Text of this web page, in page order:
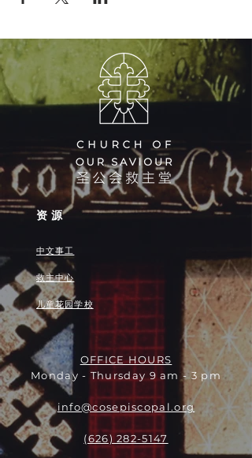
资源
中文事工
救主中心
儿童花园学校
OFFICE HOURS
Monday - Thursday 9 am - 3 pm
info@cosepiscopal.org
(626) 282-5147